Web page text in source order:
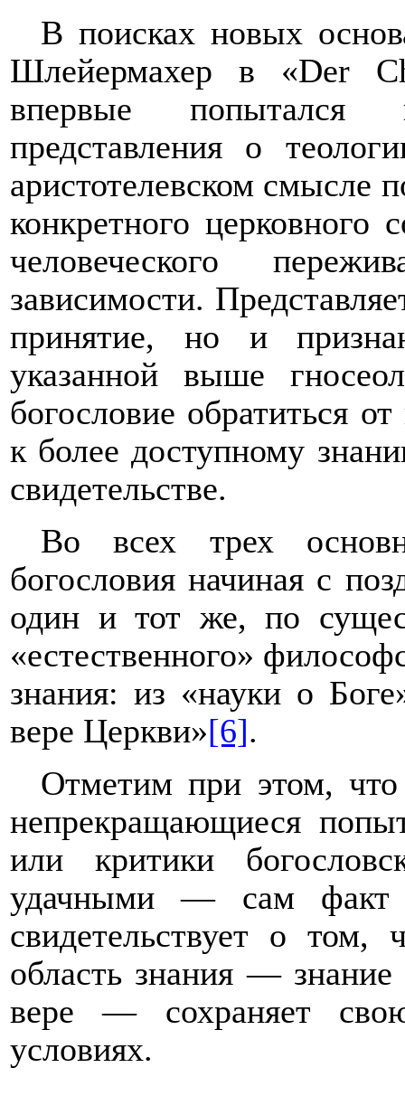
В поисках новых
Шлейермахер в «Der
впервые попытался
представления о
аристотелевском смысле
конкретного церковного
человеческого
зависимости.
принятие, но и
указанной выше
богословие обратиться
к более доступному
свидетельстве.
Во всех трех
богословия начиная с
один и тот же, по
«естественного»
знания: из «науки о
вере Церкви»[6].
Отметим при этом, что
непрекращающиеся
или критики
удачными — сам факт
свидетельствует о том,
область знания —
вере — сохраняет
условиях.